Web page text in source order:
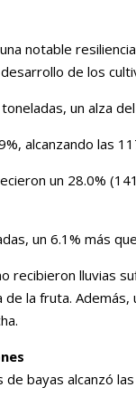
notable
de los
un alza
alcanzando las
un 28.0%
un 6.1% más
recibieron lluvias
la fruta.
bayas alcanzó